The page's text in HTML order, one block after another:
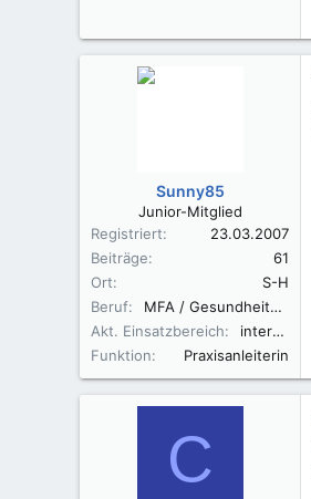
Sunny85
Junior-Mitglied
Registriert
23.03.2007
Beiträge
61
Ort
S-H
Beruf
MFA / Gesundheits- und Kinderkrankenpflegerin
Akt. Einsatzbereich
interd. Station (einfach alles)
Funktion
Praxisanleiterin
C